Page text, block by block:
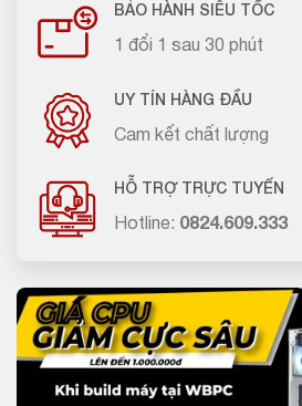
BẢO HÀNH SIÊU TỐC
1 đổi 1 sau 30 phút
UY TÍN HÀNG ĐẦU
Cam kết chất lượng
HỖ TRỢ TRỰC TUYẾN
Hotline: 0824.609.333